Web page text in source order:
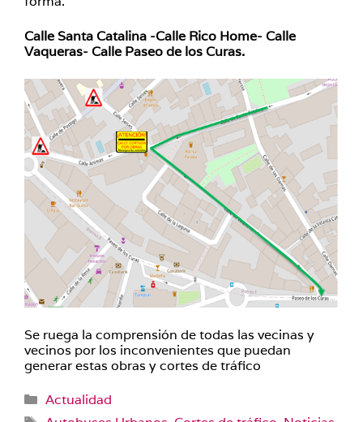
Calle Santa Catalina -Calle Rico Home- Calle
Vaqueras- Calle Paseo de los Curas.
Se ruega la comprensión de todas las vecinas y
vecinos por los inconvenientes que puedan
generar estas obras y cortes de tráfico
Categorías
Actualidad